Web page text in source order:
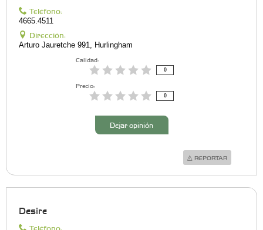
Teléfono:
4665.4511
Dirección:
Arturo Jauretche 991, Hurlingham
Calidad:
0
Precio:
0
Dejar opinión
REPORTAR
Desire